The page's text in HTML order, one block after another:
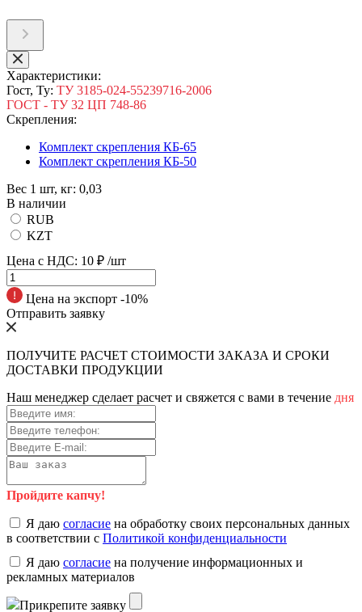
Характеристики:
Гост, Ту: ТУ 3185-024-55239716-2006
ГОСТ - ТУ 32 ЦП 748-86
Скрепления:
Комплект скрепления КБ-65
Комплект скрепления КБ-50
Вес 1 шт, кг: 0,03
В наличии
RUB
KZT
Цена с НДС: 10 ₽ /шт
Цена на экспорт -10%
Отправить заявку
ПОЛУЧИТЕ РАСЧЕТ СТОИМОСТИ ЗАКАЗА И СРОКИ
ДОСТАВКИ ПРОДУКЦИИ
Наш менеджер сделает расчет и свяжется с вами в течение дня
Пройдите капчу!
Я даю согласие на обработку своих персональных данных
в соответствии с Политикой конфиденциальности
Я даю согласие на получение информационных и
рекламных материалов
Прикрепите заявку